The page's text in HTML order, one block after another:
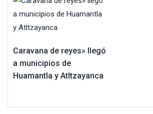
Caravana de reyes» llegó
a municipios de
Huamantla y Atltzayanca